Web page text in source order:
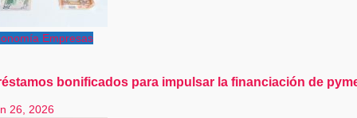
Empresas
bonificados para impulsar la financiación de
26, 2026